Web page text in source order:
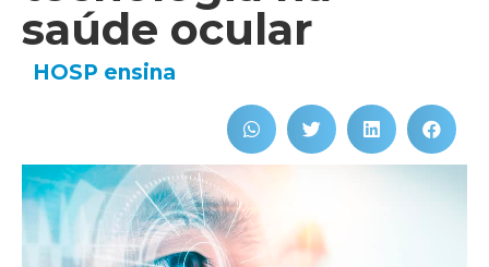
saúde ocular
HOSP ensina